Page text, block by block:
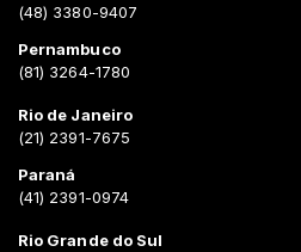
(48) 3380-9407
Pernambuco
(81) 3264-1780
Rio de Janeiro
(21) 2391-7675
Paraná
(41) 2391-0974
Rio Grande do Sul